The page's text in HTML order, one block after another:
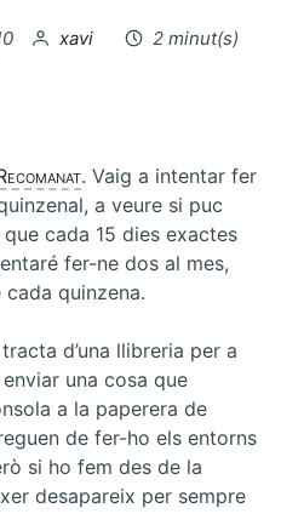
per
xavi
2 minut(s)
. Vaig a intentar fer
a veure si puc
cada 15 dies exactes
fer-ne dos al mes,
quinzena.
tracta d’una llibreria per a
una cosa que
a la paperera de
de fer-ho els entorns
si ho fem des de la
desapareix per sempre